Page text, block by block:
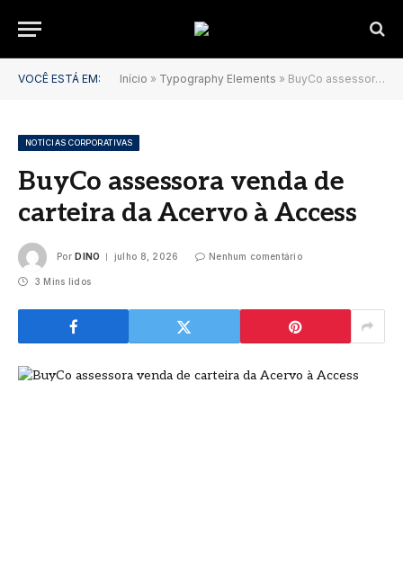
VOCÊ ESTÁ EM: Início » Typography Elements » BuyCo assessora venda de carteira da Acervo à Access
NOTÍCIAS CORPORATIVAS
BuyCo assessora venda de
carteira da Acervo à Access
Por DINO julho 8, 2026 Nenhum comentário
3 Mins lidos